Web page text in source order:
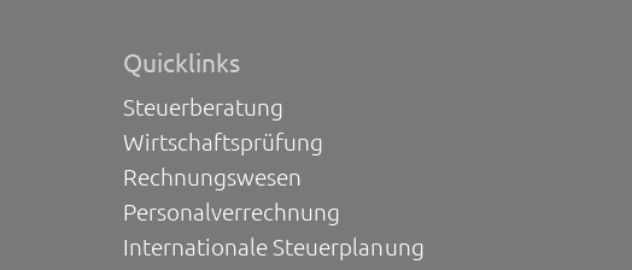
Quicklinks
Steuerberatung
Wirtschaftsprüfung
Rechnungswesen
Personalverrechnung
Internationale Steuerplanung